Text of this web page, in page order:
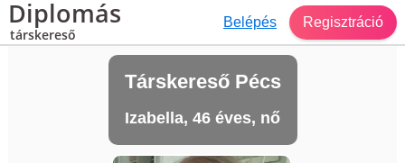
Diplomás
társkereső
Belépés Regisztráció
Társkereső Pécs
Izabella, 46 éves, nő